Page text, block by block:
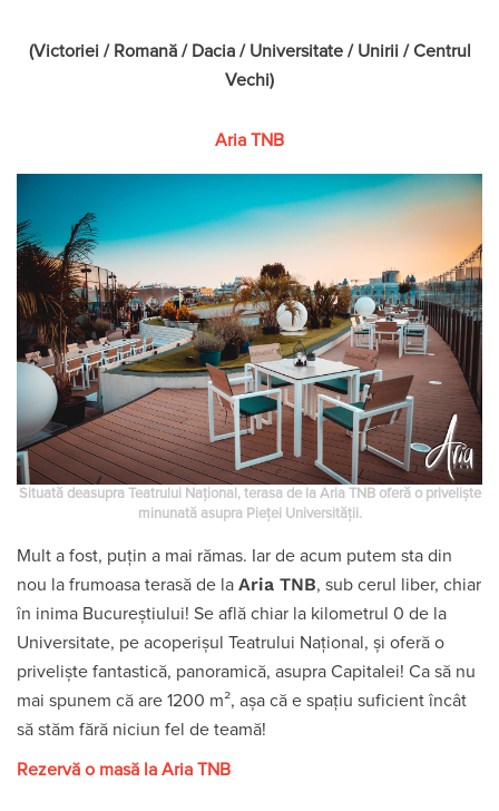
(Victoriei / Romană / Dacia / Universitate / Unirii / Centrul
Vechi)
Aria TNB
Situată deasupra Teatrului Național, terasa de la Aria TNB oferă o priveliște
minunată asupra Pieței Universității.
Mult a fost, puțin a mai rămas. Iar de acum putem sta din
nou la frumoasa terasă de la Aria TNB, sub cerul liber, chiar
în inima Bucureștiului! Se află chiar la kilometrul 0 de la
Universitate, pe acoperișul Teatrului Național, și oferă o
priveliște fantastică, panoramică, asupra Capitalei! Ca să nu
mai spunem că are 1200 m², așa că e spațiu suficient încât
să stăm fără niciun fel de teamă!
Rezervă o masă la Aria TNB